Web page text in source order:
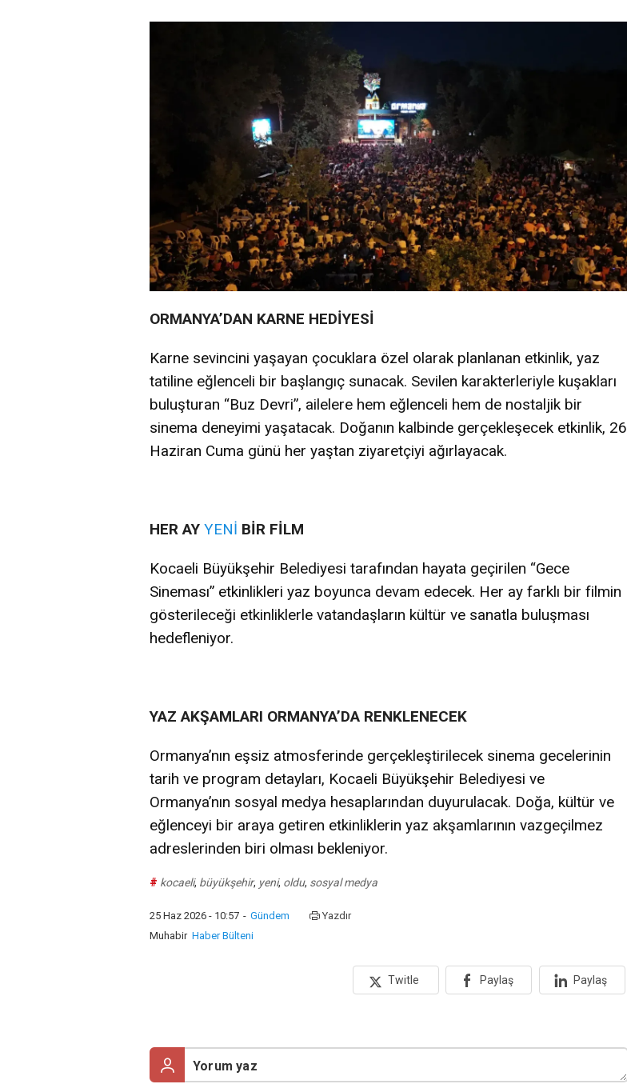
ORMANYA’DAN KARNE HEDİYESİ
Karne sevincini yaşayan çocuklara özel olarak planlanan etkinlik, yaz
tatiline eğlenceli bir başlangıç sunacak. Sevilen karakterleriyle kuşakları
buluşturan “Buz Devri”, ailelere hem eğlenceli hem de nostaljik bir
sinema deneyimi yaşatacak. Doğanın kalbinde gerçekleşecek etkinlik, 26
Haziran Cuma günü her yaştan ziyaretçiyi ağırlayacak.
HER AY YENİ BİR FİLM
Kocaeli Büyükşehir Belediyesi tarafından hayata geçirilen “Gece
Sineması” etkinlikleri yaz boyunca devam edecek. Her ay farklı bir filmin
gösterileceği etkinliklerle vatandaşların kültür ve sanatla buluşması
hedefleniyor.
YAZ AKŞAMLARI ORMANYA’DA RENKLENECEK
Ormanya’nın eşsiz atmosferinde gerçekleştirilecek sinema gecelerinin
tarih ve program detayları, Kocaeli Büyükşehir Belediyesi ve
Ormanya’nın sosyal medya hesaplarından duyurulacak. Doğa, kültür ve
eğlenceyi bir araya getiren etkinliklerin yaz akşamlarının vazgeçilmez
adreslerinden biri olması bekleniyor.
# kocaeli, büyükşehir, yeni, oldu, sosyal medya
25 Haz 2026 - 10:57 - Gündem
Yazdır
Muhabir Haber Bülteni
Twitle Paylaş Paylaş